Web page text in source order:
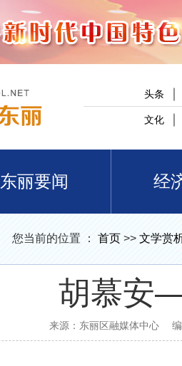
头条
文化
东丽要闻 经
您当前的位置 ： 首页 >> 文学赏
胡慕安
来源： 东丽区融媒体中心